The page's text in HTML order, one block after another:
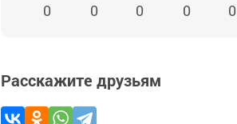
0 0 0 0 0
Расскажите друзьям